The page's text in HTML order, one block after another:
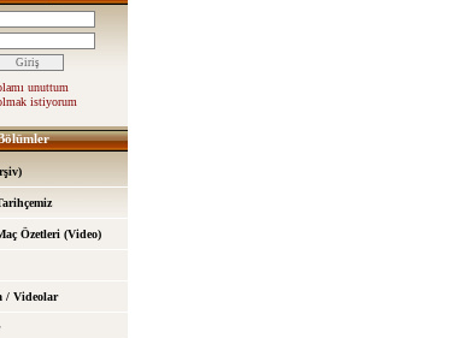
unuttum
istiyorum
Özetleri (Video)
/ Videolar